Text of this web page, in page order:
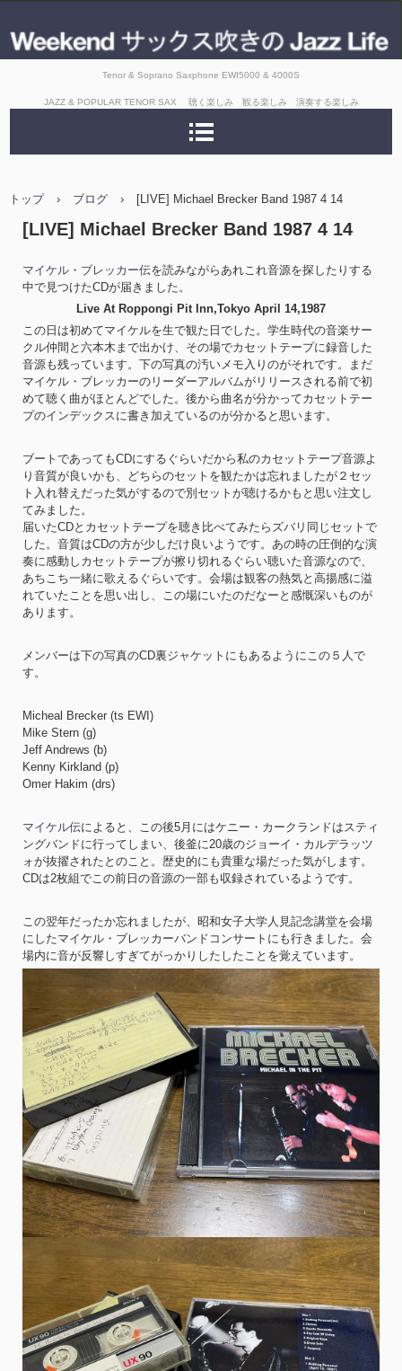
Tenor & Soprano Saxphone EWI5000 & 4000S
JAZZ & POPULAR TENOR SAX 聴く楽しみ 観る楽しみ 演奏する楽しみ
トップ › ブログ › [LIVE] Michael Brecker Band 1987 4 14
[LIVE] Michael Brecker Band 1987 4 14
マイケル・ブレッカー伝を読みながらあれこれ音源を探したりする
中で見つけたCDが届きました。
Live At Roppongi Pit Inn,Tokyo April 14,1987
この日は初めてマイケルを生で観た日でした。学生時代の音楽サー
クル仲間と六本木まで出かけ、その場でカセットテープに録音した
音源も残っています。下の写真の汚いメモ入りのがそれです。まだ
マイケル・ブレッカーのリーダーアルバムがリリースされる前で初
めて聴く曲がほとんどでした。後から曲名が分かってカセットテー
プのインデックスに書き加えているのが分かると思います。
ブートであってもCDにするぐらいだから私のカセットテープ音源よ
り音質が良いかも、どちらのセットを観たかは忘れましたが２セッ
ト入れ替えだった気がするので別セットが聴けるかもと思い注文し
てみました。
届いたCDとカセットテープを聴き比べてみたらズバリ同じセットで
した。音質はCDの方が少しだけ良いようです。あの時の圧倒的な演
奏に感動しカセットテープが擦り切れるぐらい聴いた音源なので、
あちこち一緒に歌えるぐらいです。会場は観客の熱気と高揚感に溢
れていたことを思い出し、この場にいたのだなーと感慨深いものが
あります。
メンバーは下の写真のCD裏ジャケットにもあるようにこの５人で
す。
Micheal Brecker (ts EWI)
Mike Stern (g)
Jeff Andrews (b)
Kenny Kirkland (p)
Omer Hakim (drs)
マイケル伝によると、この後5月にはケニー・カークランドはスティ
ングバンドに行ってしまい、後釜に20歳のジョーイ・カルデラッツ
ォが抜擢されたとのこと。歴史的にも貴重な場だった気がします。
CDは2枚組でこの前日の音源の一部も収録されているようです。
この翌年だったか忘れましたが、昭和女子大学人見記念講堂を会場
にしたマイケル・ブレッカーバンドコンサートにも行きました。会
場内に音が反響しすぎてがっかりしたしたことを覚えています。